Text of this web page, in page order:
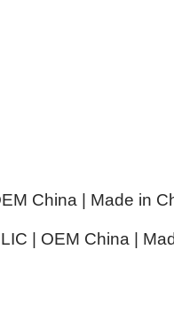
China | Made in
| OEM China |